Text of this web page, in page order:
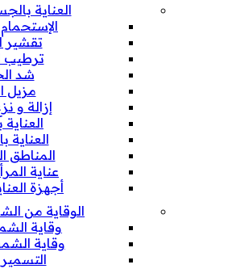
العناية
تقشير
ترطيب
شد
مزيل
إزالة و
العناية
العناية
المناطق
عناية
أجهزة
الوقاية من
وقاية
وقاية
التسمير